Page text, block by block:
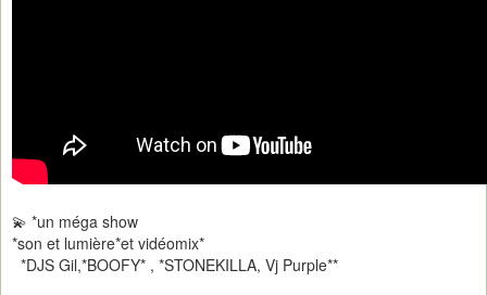
💫 *un méga show
*son et lumière*et vidéomix*
*DJS Gil,*BOOFY* , *STONEKILLA, Vj Purple**